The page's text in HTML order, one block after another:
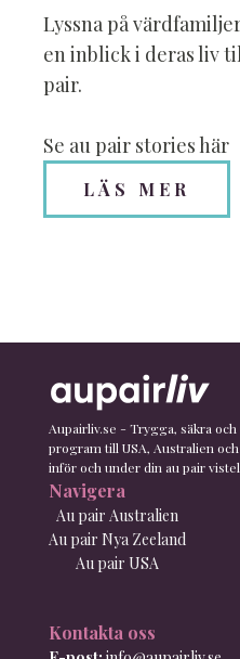
Lyssna på
en inblick i deras liv
pair.
Se au pair stories här
LÄS MER
Aupairliv.se - Trygga, säkra
program till USA, Australien
inför och under din au pair
Navigera
Au pair Australien
Au pair Nya Zeeland
Au pair USA
Kontakta oss